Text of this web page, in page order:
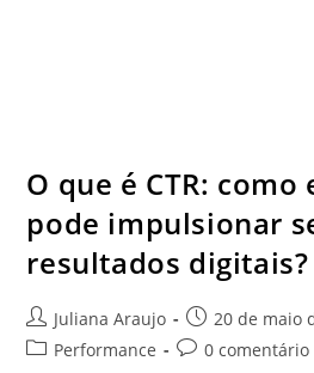
O que é CTR:
pode impulsionar
resultados digitais?
Juliana Araujo
20 de maio
Performance
0 comentário